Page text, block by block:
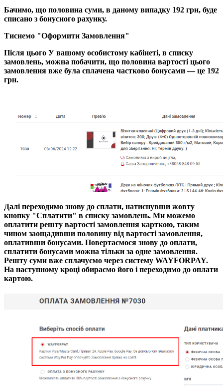
Бачимо, що половина суми, в даному випадку 192 грн, буде
списано з бонусного рахунку.
Тиснемо "Оформити Замовлення"
Після цього У вашому особистому кабінеті, в списку
замовлень, можна побачити, що половина вартості цього
замовлення вже була сплачена частково бонусами — це 192
грн.
Далі переходимо знову до сплати, натиснувши жовту
кнопку "Сплатити" в списку замовлень. Ми можемо
оплатити решту вартості замовлення карткою, таким
чином заощадивши половину від вартості замовлення,
оплативши бонусами. Повертаємося знову до оплати,
сплатити бонусами можна тільки за одне замовлення.
Решту суми вже сплачуємо через систему WAYFORPAY.
На наступному кроці обираємо його і переходимо до оплати
картою.